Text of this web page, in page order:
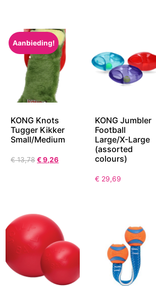
Aanbieding!
KONG Knots
Tugger Kikker
Small/Medium
€13,78 €9,26
KONG Jumbler
Football
Large/X-Large
(assorted
colours)
€ 29,69